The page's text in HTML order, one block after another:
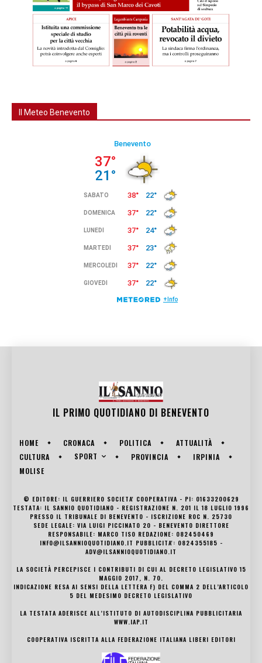
Il Meteo Benevento
IL PRIMO QUOTIDIANO DI BENEVENTO
HOME CRONACA POLITICA
ATTUALITÀ
CULTURA
SPORT PROVINCIA
IRPINIA
MOLISE
© EDITORE: IL GUERRIERO SOCIETA' COOPERATIVA - PI: 01633200629
TESTATA: IL SANNIO QUOTIDIANO - REGISTRAZIONE N. 201 IL 18 LUGLIO 1996
PRESSO IL TRIBUNALE DI BENEVENTO - ISCRIZIONE ROC N. 25730
SEDE LEGALE: VIA LUIGI PICCINATO 20 - BENEVENTO DIRETTORE
RESPONSABILE: MARCO TISO REDAZIONE: 082450469
INFO@ILSANNIOQUOTIDIANO.IT PUBBLICITA': 0824355185 -
ADV@ILSANNIOQUOTIDIANO.IT
LA SOCIETÀ PERCEPISCE I CONTRIBUTI DI CUI AL DECRETO LEGISLATIVO 15
MAGGIO 2017, N. 70.
INDICAZIONE RESA AI SENSI DELLA LETTERA F) DEL COMMA 2 DELL’ARTICOLO
5 DEL MEDESIMO DECRETO LEGISLATIVO
LA TESTATA ADERISCE ALL’ISTITUTO DI AUTODISCIPLINA PUBBLICITARIA
WWW.IAP.IT
COOPERATIVA ISCRITTA ALLA FEDERAZIONE ITALIANA LIBERI EDITORI